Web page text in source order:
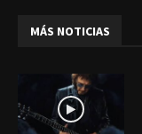
MÁS NOTICIAS